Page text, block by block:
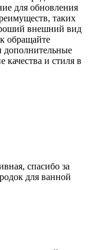
для обновления
таких
внешний вид
обращайте
дополнительные
качества и стиля в
спасибо за
для ванной